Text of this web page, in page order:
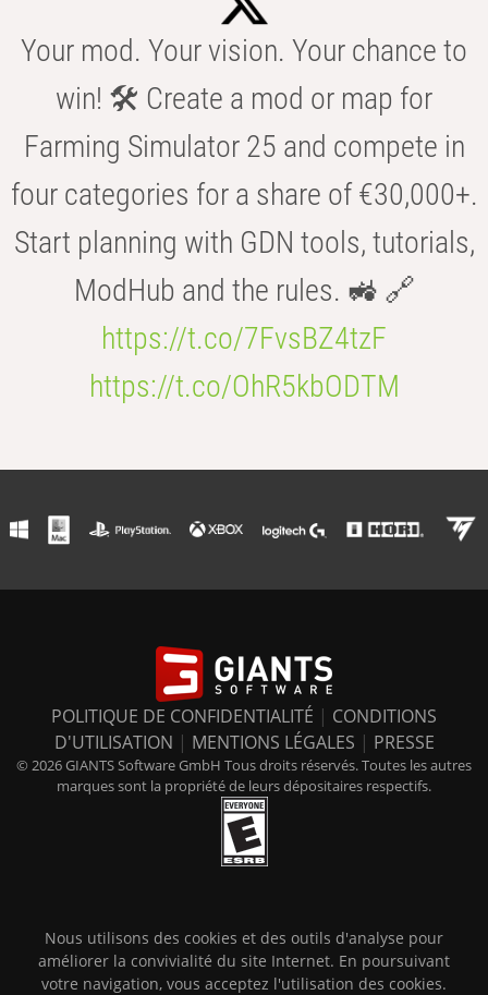
Your mod. Your vision. Your chance to
win! 🛠️ Create a mod or map for
Farming Simulator 25 and compete in
four categories for a share of €30,000+.
Start planning with GDN tools, tutorials,
ModHub and the rules. 🚜 🔗
https://t.co/7FvsBZ4tzF
https://t.co/OhR5kbODTM
POLITIQUE DE CONFIDENTIALITÉ | CONDITIONS
D'UTILISATION | MENTIONS LÉGALES | PRESSE
© 2026 GIANTS Software GmbH Tous droits réservés. Toutes les autres
marques sont la propriété de leurs dépositaires respectifs.
Nous utilisons des cookies et des outils d'analyse pour
améliorer la convivialité du site Internet. En poursuivant
votre navigation, vous acceptez l'utilisation des cookies.